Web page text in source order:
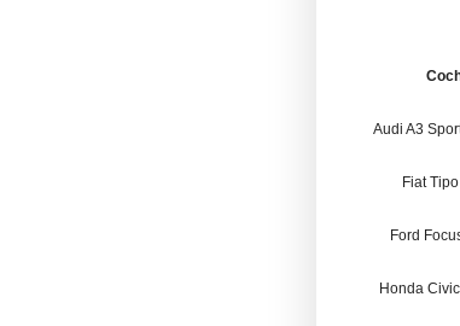
Audi A3
Fiat
Ford
Honda